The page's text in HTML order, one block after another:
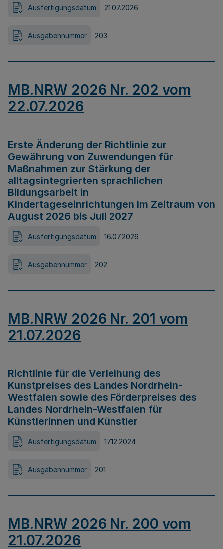
Ausfertigungsdatum 21.07.2026
Ausgabennummer 203
MB.NRW 2026 Nr. 202 vom
22.07.2026
Erste Änderung der Richtlinie zur
Gewährung von Zuwendungen für
Maßnahmen zur Stärkung der
alltagsintegrierten sprachlichen
Bildungsarbeit in
Kindertageseinrichtungen im Zeitraum von
August 2026 bis Juli 2027
Ausfertigungsdatum 16.07.2026
Ausgabennummer 202
MB.NRW 2026 Nr. 201 vom
21.07.2026
Richtlinie für die Verleihung des
Kunstpreises des Landes Nordrhein-
Westfalen sowie des Förderpreises des
Landes Nordrhein-Westfalen für
Künstlerinnen und Künstler
Ausfertigungsdatum 17.12.2024
Ausgabennummer 201
MB.NRW 2026 Nr. 200 vom
21.07.2026